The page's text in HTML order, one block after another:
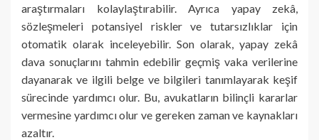
araştırmaları kolaylaştırabilir. Ayrıca yapay zekâ,
sözleşmeleri potansiyel riskler ve tutarsızlıklar için
otomatik olarak inceleyebilir. Son olarak, yapay zekâ
dava sonuçlarını tahmin edebilir geçmiş vaka verilerine
dayanarak ve ilgili belge ve bilgileri tanımlayarak keşif
sürecinde yardımcı olur. Bu, avukatların bilinçli kararlar
vermesine yardımcı olur ve gereken zaman ve kaynakları
azaltır.